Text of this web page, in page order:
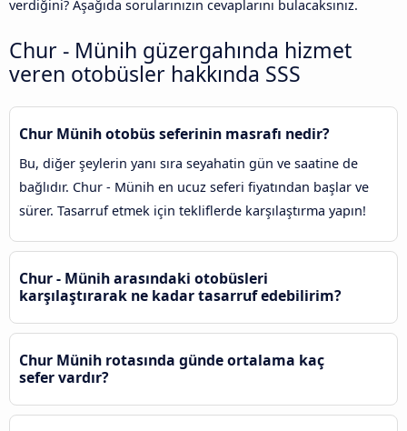
verdiğini? Aşağıda sorularınızın cevaplarını bulacaksınız.
Chur - Münih güzergahında hizmet
veren otobüsler hakkında SSS
Chur Münih otobüs seferinin masrafı nedir?
Bu, diğer şeylerin yanı sıra seyahatin gün ve saatine de
bağlıdır. Chur - Münih en ucuz seferi fiyatından başlar ve
sürer. Tasarruf etmek için tekliflerde karşılaştırma yapın!
Chur - Münih arasındaki otobüsleri
karşılaştırarak ne kadar tasarruf edebilirim?
Chur Münih rotasında günde ortalama kaç
sefer vardır?